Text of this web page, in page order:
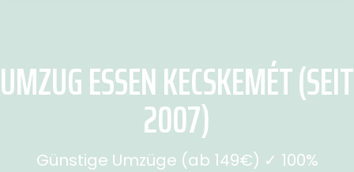
UMZUG ESSEN KECSKEMÉT (SEIT
2007)
Günstige Umzüge (ab 149€) ✓ 100%